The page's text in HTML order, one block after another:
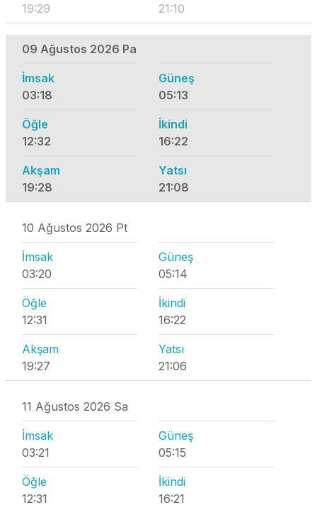
19:29
21:10
09 Ağustos 2026 Pa
İmsak
03:18
Güneş
05:13
Öğle
12:32
İkindi
16:22
Akşam
19:28
Yatsı
21:08
10 Ağustos 2026 Pt
İmsak
03:20
Güneş
05:14
Öğle
12:31
İkindi
16:22
Akşam
19:27
Yatsı
21:06
11 Ağustos 2026 Sa
İmsak
03:21
Güneş
05:15
Öğle
12:31
İkindi
16:21